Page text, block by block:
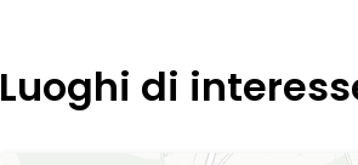
Luoghi di